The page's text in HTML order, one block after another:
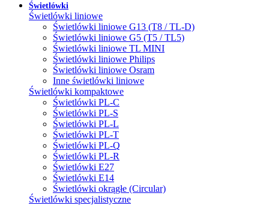
Świetlówki
Świetlówki liniowe
Świetlówki liniowe G13 (T8 / TL-D)
Świetlówki liniowe G5 (T5 / TL5)
Świetlówki liniowe TL MINI
Świetlówki liniowe Philips
Świetlówki liniowe Osram
Inne świetlówki liniowe
Świetlówki kompaktowe
Świetlówki PL-C
Świetlówki PL-S
Świetlówki PL-L
Świetlówki PL-T
Świetlówki PL-Q
Świetlówki PL-R
Świetlówki E27
Świetlówki E14
Świetlówki okrągłe (Circular)
Świetlówki specjalistyczne